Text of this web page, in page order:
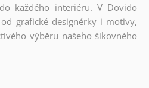
každého interiéru. V Dovido
grafické designérky i motivy,
výběru našeho šikovného